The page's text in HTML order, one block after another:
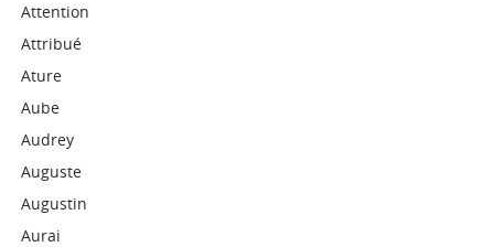
Attention
Attribué
Ature
Aube
Audrey
Auguste
Augustin
Aurai